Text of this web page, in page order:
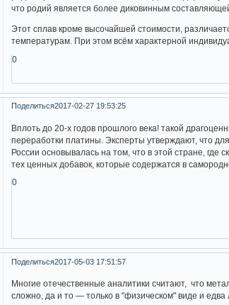
что родий является более диковинным
Этот сплав кроме высочайшей стоимости,
температурам. При этом всём характерной
0
Поделиться2017-02-27 19:53:25
Вплоть до 20-х годов прошлого века! такой
переработки платины. Эксперты утверждают, что
России основывалась на том, что в этой стране,
тех ценных добавок, которые содержатся в
0
Поделиться2017-05-03 17:51:57
Многие отечественные аналитики считают, что
сложно, да и то — только в "физическом" виде и едва